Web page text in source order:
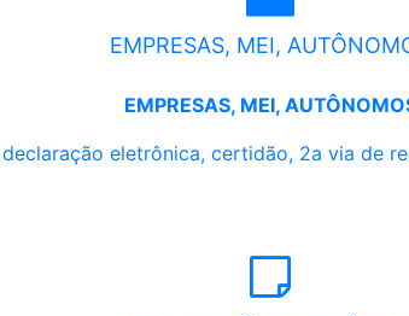
EMPRESAS, MEI,
EMPRESAS, MEI,
eletrônica, certidão, 2a via de